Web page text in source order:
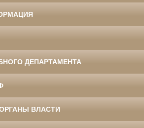
ДЕПАРТАМЕНТА
ВЛАСТИ